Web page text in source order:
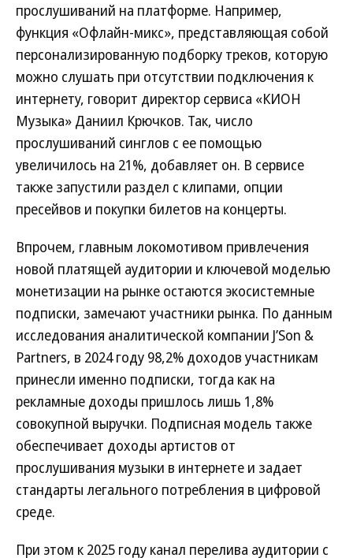
прослушиваний на платформе. Например,
функция «Офлайн-микс», представляющая собой
персонализированную подборку треков, которую
можно слушать при отсутствии подключения к
интернету, говорит директор сервиса «КИОН
Музыка» Даниил Крючков. Так, число
прослушиваний синглов с ее помощью
увеличилось на 21%, добавляет он. В сервисе
также запустили раздел с клипами, опции
пресейвов и покупки билетов на концерты.
Впрочем, главным локомотивом привлечения
новой платящей аудитории и ключевой моделью
монетизации на рынке остаются экосистемные
подписки, замечают участники рынка. По данным
исследования аналитической компании J’Son &
Partners, в 2024 году 98,2% доходов участникам
принесли именно подписки, тогда как на
рекламные доходы пришлось лишь 1,8%
совокупной выручки. Подписная модель также
обеспечивает доходы артистов от
прослушивания музыки в интернете и задает
стандарты легального потребления в цифровой
среде.
При этом к 2025 году канал перелива аудитории с